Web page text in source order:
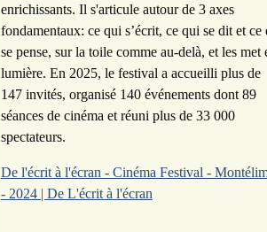
enrichissants. Il s'articule autour de 3 axes
fondamentaux: ce qui s’écrit, ce qui se dit et ce
se pense, sur la toile comme au-delà, et les met
lumière. En 2025, le festival a accueilli plus de
147 invités, organisé 140 événements dont 89
séances de cinéma et réuni plus de 33 000
spectateurs.
De l'écrit à l'écran - Cinéma Festival -
- 2024 | De L'écrit à l'écran